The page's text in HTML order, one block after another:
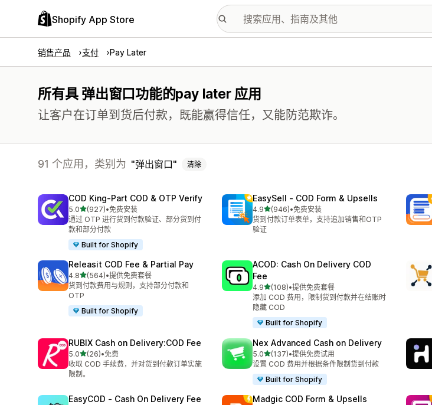
Shopify App Store
销售产品 支付 Pay Later
所有具 弹出窗口功能的pay later 应用
让客户在订单到货后付款，既能赢得信任，又能防范欺诈。
91 个应用，类别为 弹出窗口 清除
COD King‑Part COD & OTP Verify
5.0星（满分 5 星）
(927)
总共 927 条评论
•免费安装
通过 OTP 进行货到付款验证、部分货到付
款和部分付款
Built for Shopify
EasySell ‑ COD Form & Upsells
4.9星（满分 5 星）
(946)
总共 946 条评论
•免费安装
货到付款订单表单，支持追加销售和OTP
验证
Releasit COD Fee & Partial Pay
4.8星（满分 5 星）
(564)
总共 564 条评论
•提供免费套餐
货到付款费用与规则，支持部分付款和
OTP
Built for Shopify
ACOD: Cash On Delivery COD
Fee
4.9星（满分 5 星）
(108)
总共 108 条评论
•提供免费套餐
添加 COD 费用，限制货到付款并在结账时
隐藏 COD
Built for Shopify
RUBIX Cash on Delivery:COD Fee
5.0星（满分 5 星）
(26)
总共 26 条评论
•免费
收取 COD 手续费，并对货到付款订单实施
限制。
Nex Advanced Cash on Delivery
5.0星（满分 5 星）
(137)
总共 137 条评论
•提供免费试用
设置 COD 费用并根据条件限制货到付款
Built for Shopify
EasyCOD ‑ Cash On Delivery Fee Madgic COD Form & Upsells